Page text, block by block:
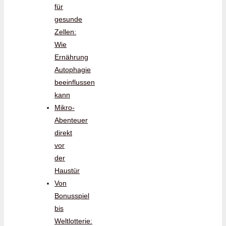
für
gesunde
Zellen:
Wie
Ernährung
Autophagie
beeinflussen
kann
Mikro-
Abenteuer
direkt
vor
der
Haustür
Von
Bonusspiel
bis
Weltlotterie: